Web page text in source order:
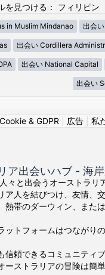
を見つける： フィリピン
in Muslim Mindanao 出会
出会い Cordillera
出会い National Capital
出会い
Cookie & GDPR
広告| 私
ア出会いハブ - 海
々と出会うオーストラ
ア人を結びつけ、友情、
熱帯のダーウィン、また
ットフォームはつながり
信頼できるコミュニティ
ーストラリアの冒険は簡